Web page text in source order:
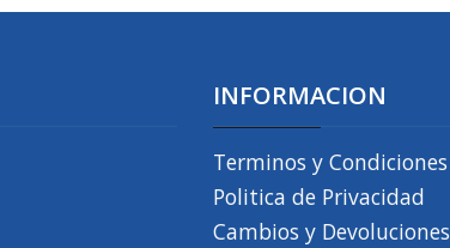
INFORMACION
Terminos y Condiciones
Politica de Privacidad
Cambios y Devoluciones